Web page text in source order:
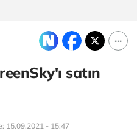
satın
15.09.2021 - 15:47